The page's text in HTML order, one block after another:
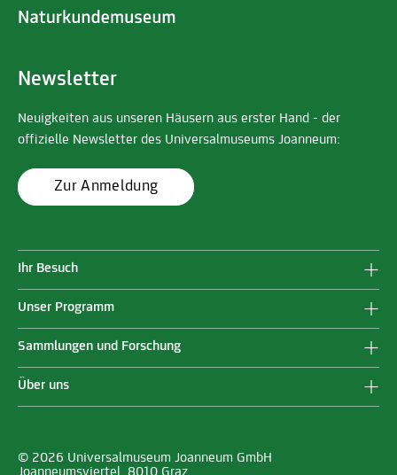
Newsletter
Neuigkeiten aus unseren Häusern aus erster Hand - der
offizielle Newsletter des Universalmuseums Joanneum:
Zur Anmeldung
Ihr Besuch
Unser Programm
Sammlungen und Forschung
Über uns
© 2026 Universalmuseum Joanneum GmbH